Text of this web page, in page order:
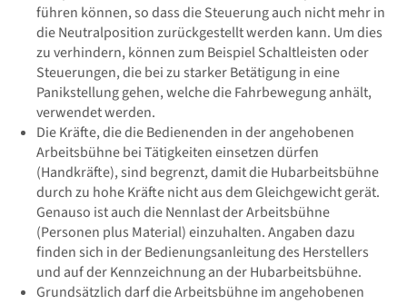
führen können, so dass die Steuerung auch nicht mehr in
die Neutralposition zurückgestellt werden kann. Um dies
zu verhindern, können zum Beispiel Schaltleisten oder
Steuerungen, die bei zu starker Betätigung in eine
Panikstellung gehen, welche die Fahrbewegung anhält,
verwendet werden.
Die Kräfte, die die Bedienenden in der angehobenen
Arbeitsbühne bei Tätigkeiten einsetzen dürfen
(Handkräfte), sind begrenzt, damit die Hubarbeitsbühne
durch zu hohe Kräfte nicht aus dem Gleichgewicht gerät.
Genauso ist auch die Nennlast der Arbeitsbühne
(Personen plus Material) einzuhalten. Angaben dazu
finden sich in der Bedienungsanleitung des Herstellers
und auf der Kennzeichnung an der Hubarbeitsbühne.
Grundsätzlich darf die Arbeitsbühne im angehobenen